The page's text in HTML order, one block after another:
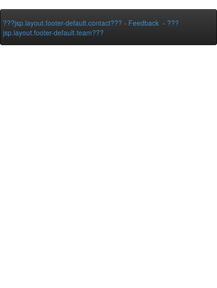
???jsp.layout.footer-default.contact??? - Feedback - ???
jsp.layout.footer-default.team???